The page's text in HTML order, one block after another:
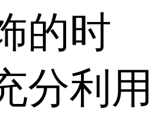
的时
分利用